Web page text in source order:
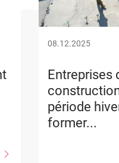
08.12.2025
Entreprises
période
former...